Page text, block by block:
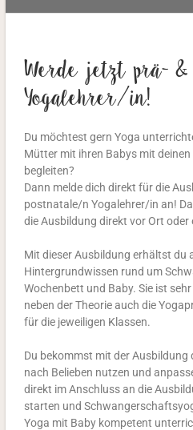
Werde jetzt prä-
Yogalehrer/in!
Du möchtest gern Yoga
Mütter mit ihren Babys mit
begleiten?
Dann melde dich direkt für die
postnatale/n Yogalehrer/in an!
die Ausbildung direkt vor Ort
Mit dieser Ausbildung erhältst du
Hintergrundwissen rund um
Wochenbett und Baby. Sie ist
neben der Theorie auch die
für die jeweiligen Klassen.
Du bekommst mit der Ausbildung
nach Belieben nutzen und
direkt im Anschluss an die
starten und
Yoga mit Baby kompetent